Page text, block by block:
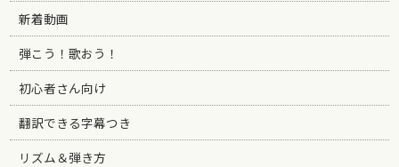
新着動画
弾こう！歌おう！
初心者さん向け
翻訳できる字幕つき
リズム＆弾き方